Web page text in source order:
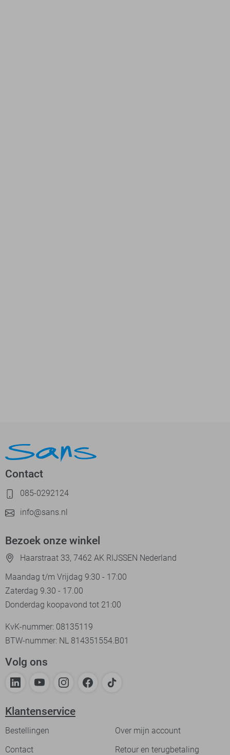
Contact
085-0292124
info@sans.nl
Bezoek onze winkel
Haarstraat 33, 7462 AK RIJSSEN Nederland
Maandag t/m Vrijdag 9:30 - 17:00
Zaterdag 9.30 - 17.00
Donderdag koopavond tot 21:00
KvK-nummer: 08135119
BTW-nummer: NL 814351554.B01
Volg ons
Klantenservice
Bestellingen
Over mijn account
Contact
Retour en terugbetaling